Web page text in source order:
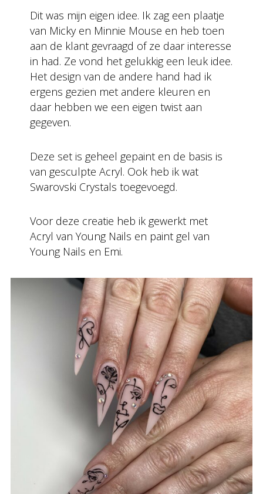
Dit was mijn eigen idee. Ik zag een plaatje
van Micky en Minnie Mouse en heb toen
aan de klant gevraagd of ze daar interesse
in had. Ze vond het gelukkig een leuk idee.
Het design van de andere hand had ik
ergens gezien met andere kleuren en
daar hebben we een eigen twist aan
gegeven.
Deze set is geheel gepaint en de basis is
van gesculpte Acryl. Ook heb ik wat
Swarovski Crystals toegevoegd.
Voor deze creatie heb ik gewerkt met
Acryl van Young Nails en paint gel van
Young Nails en Emi.